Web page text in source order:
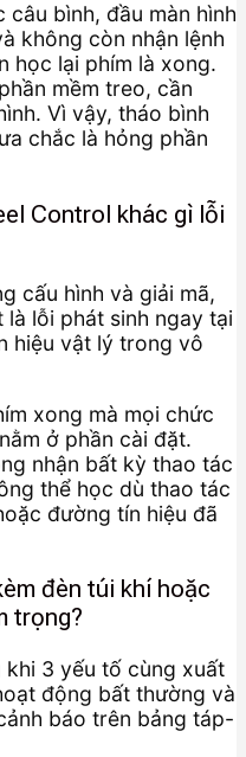
câu bình, đầu màn hình
không còn nhận lệnh
học lại phím là xong.
mềm treo, cần
Vì vậy, tháo bình
chắc là hỏng phần
Control khác gì lỗi
cấu hình và giải mã,
lỗi phát sinh ngay tại
hiệu vật lý trong vô
xong mà mọi chức
ở phần cài đặt.
nhận bất kỳ thao tác
thể học dù thao tác
đường tín hiệu đã
đèn túi khí hoặc
trọng?
3 yếu tố cùng xuất
động bất thường và
báo trên bảng táp-